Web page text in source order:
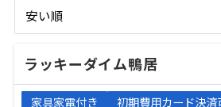
ラッキーダイム鴨居
家具家電付き 初期費用カード決済